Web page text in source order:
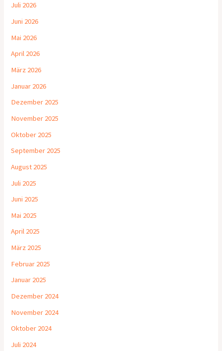
Juli 2026
Juni 2026
Mai 2026
April 2026
März 2026
Januar 2026
Dezember 2025
November 2025
Oktober 2025
September 2025
August 2025
Juli 2025
Juni 2025
Mai 2025
April 2025
März 2025
Februar 2025
Januar 2025
Dezember 2024
November 2024
Oktober 2024
Juli 2024